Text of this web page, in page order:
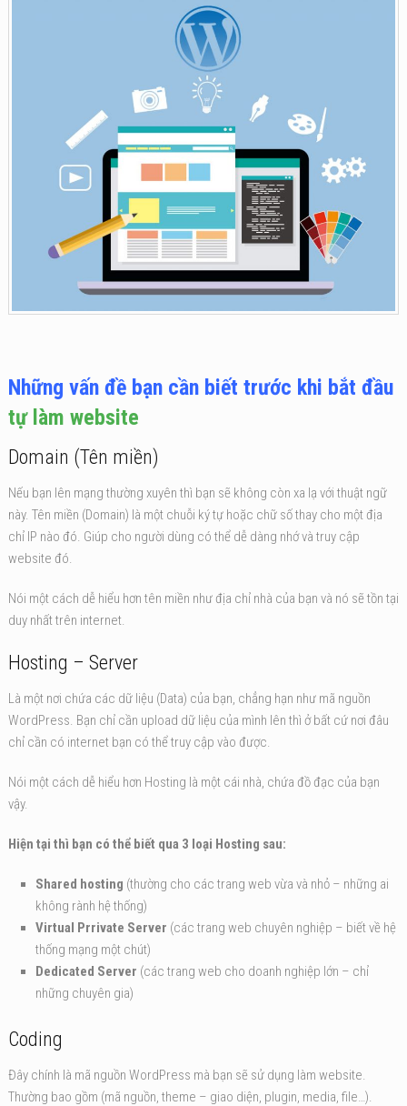
Những vấn đề bạn cần biết trước khi bắt đầu
tự làm website
Domain (Tên miền)
Nếu bạn lên mạng thường xuyên thì bạn sẽ không còn xa lạ với thuật ngữ
này. Tên miền (Domain) là một chuỗi ký tự hoặc chữ số thay cho một địa
chỉ IP nào đó. Giúp cho người dùng có thể dễ dàng nhớ và truy cập
website đó.
Nói một cách dễ hiểu hơn tên miền như địa chỉ nhà của bạn và nó sẽ tồn tại
duy nhất trên internet.
Hosting – Server
Là một nơi chứa các dữ liệu (Data) của bạn, chẳng hạn như mã nguồn
WordPress. Bạn chỉ cần upload dữ liệu của mình lên thì ở bất cứ nơi đâu
chỉ cần có internet bạn có thể truy cập vào được.
Nói một cách dễ hiểu hơn Hosting là một cái nhà, chứa đồ đạc của bạn
vậy.
Hiện tại thì bạn có thể biết qua 3 loại Hosting sau:
Shared hosting (thường cho các trang web vừa và nhỏ – những ai
không rành hệ thống)
Virtual Prrivate Server (các trang web chuyên nghiệp – biết về hệ
thống mạng một chút)
Dedicated Server (các trang web cho doanh nghiệp lớn – chỉ
những chuyên gia)
Coding
Đây chính là mã nguồn WordPress mà bạn sẽ sử dụng làm website.
Thường bao gồm (mã nguồn, theme – giao diện, plugin, media, file…).